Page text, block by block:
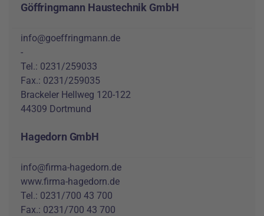
Göffringmann Haustechnik GmbH
info@goeffringmann.de
-
Tel.: 0231/259033
Fax.: 0231/259035
Brackeler Hellweg 120-122
44309 Dortmund
Hagedorn GmbH
info@firma-hagedorn.de
www.firma-hagedorn.de
Tel.: 0231/700 43 700
Fax.: 0231/700 43 700